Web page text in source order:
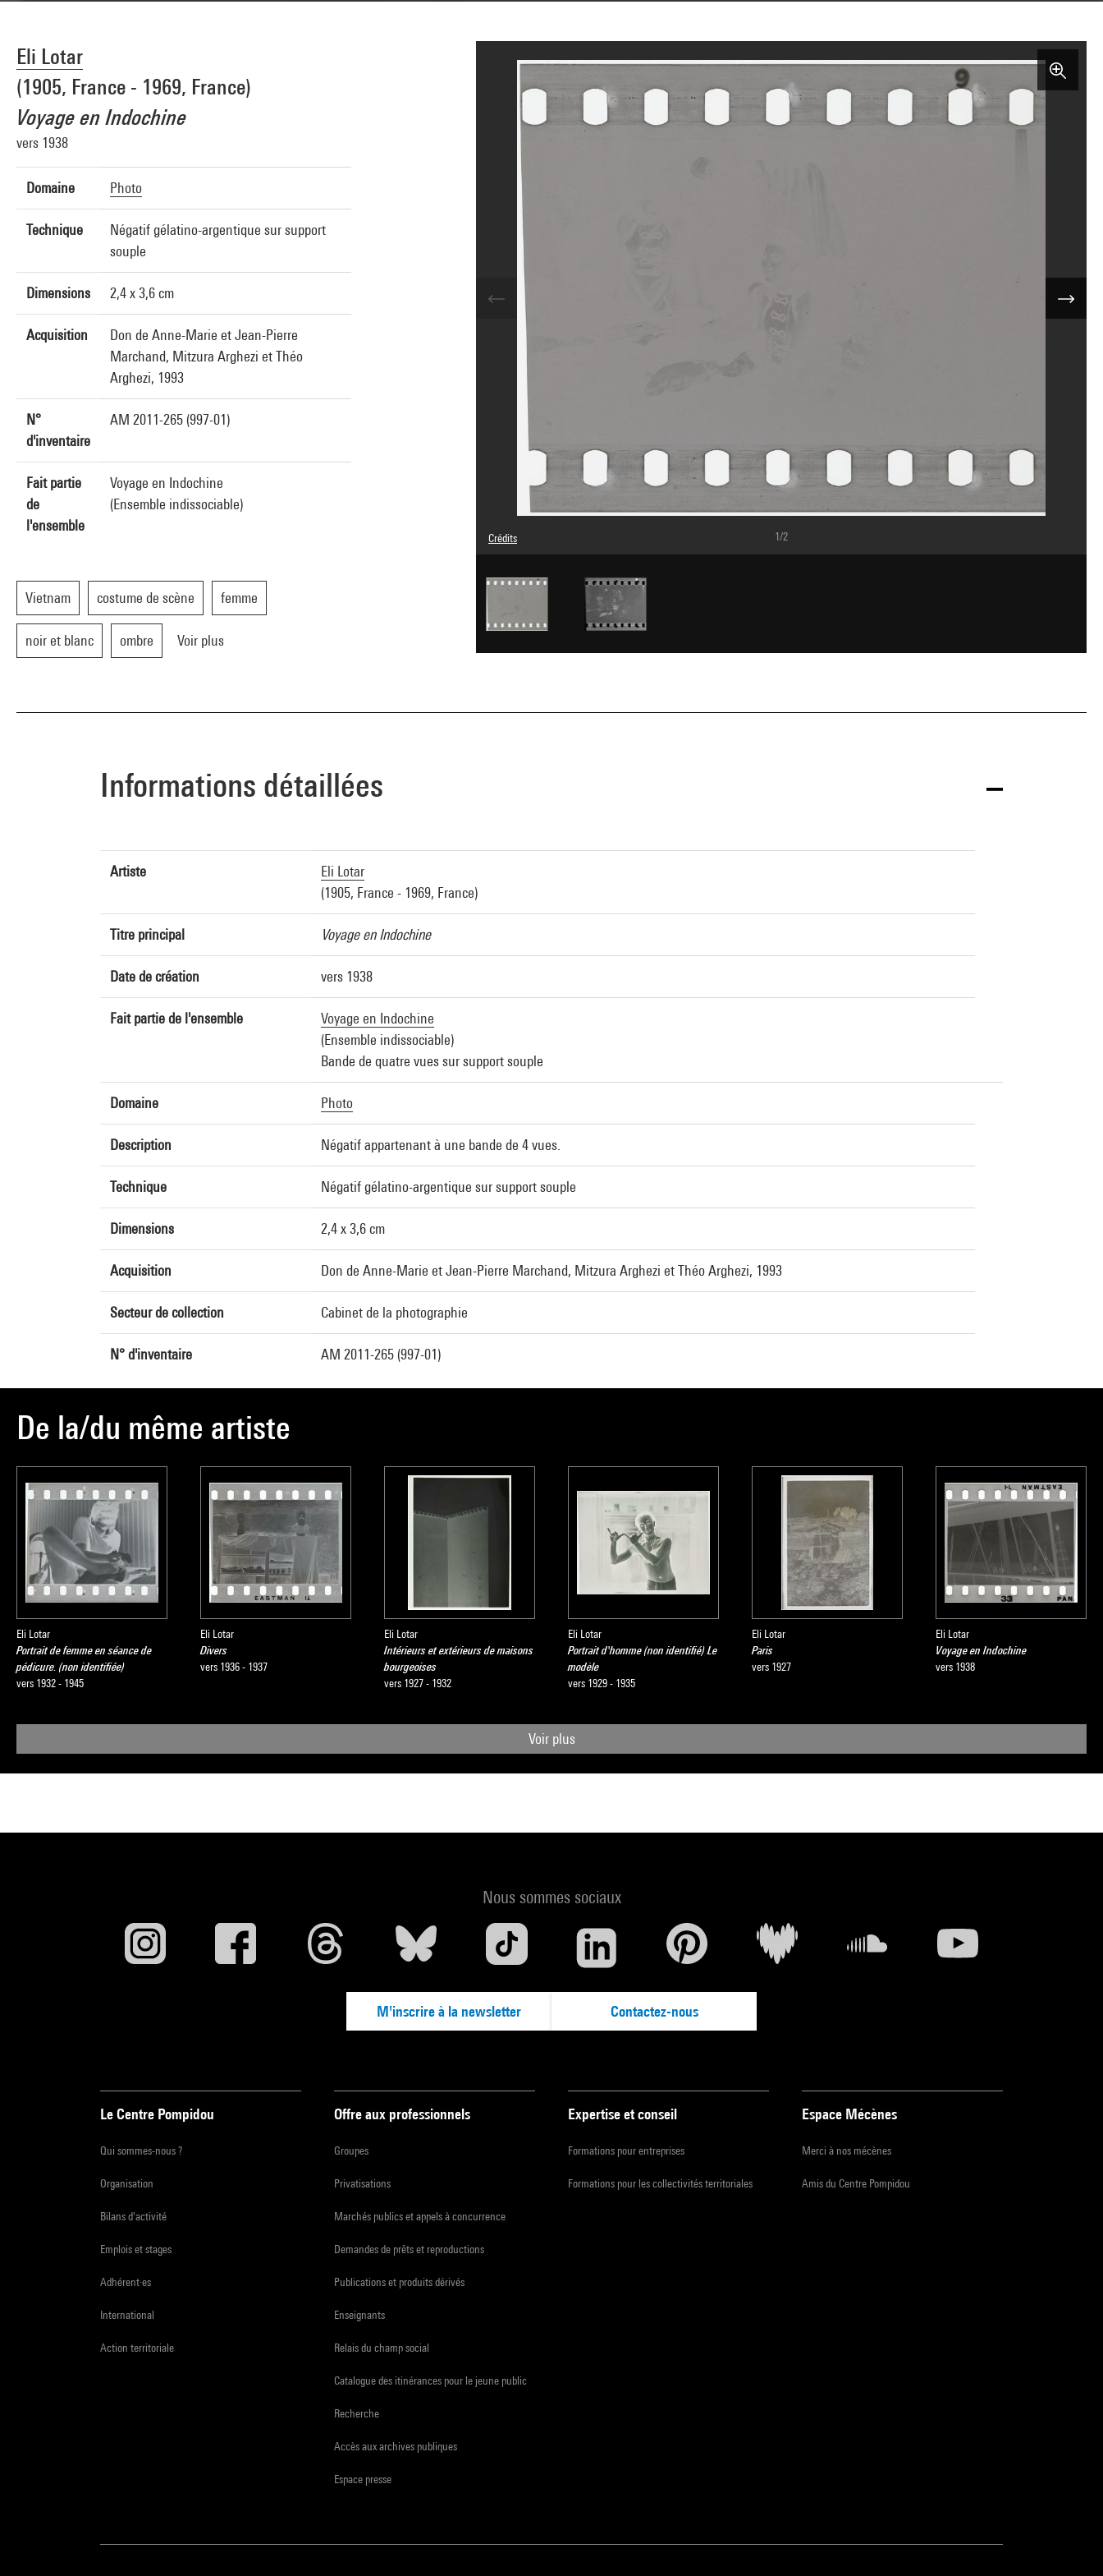
Eli Lotar
(1905, France - 1969, France)
Voyage en Indochine
vers 1938
Domaine Photo
Technique
Négatif gélatino-argentique sur support
souple
Dimensions 2,4 x 3,6 cm
Acquisition
Don de Anne-Marie et Jean-Pierre
Marchand, Mitzura Arghezi et Théo
Arghezi, 1993
N°
d'inventaire
AM 2011-265 (997-01)
Fait partie
de
l'ensemble
Voyage en Indochine
(Ensemble indissociable)
Vietnam costume de scène femme
noir et blanc ombre Voir plus
Crédits
© Eli Lotar
Réf. image : 4G29654
GrandPalaisRmnPhoto
1/2
Informations détaillées
Artiste
Eli Lotar
(1905, France - 1969, France)
Titre principal Voyage en Indochine
Date de création vers 1938
Fait partie de l'ensemble
Voyage en Indochine
(Ensemble indissociable)
Bande de quatre vues sur support souple
Domaine Photo
Description Négatif appartenant à une bande de 4 vues.
Technique Négatif gélatino-argentique sur support souple
Dimensions 2,4 x 3,6 cm
Acquisition Don de Anne-Marie et Jean-Pierre Marchand, Mitzura Arghezi et Théo Arghezi, 1993
Secteur de collection Cabinet de la photographie
N° d'inventaire AM 2011-265 (997-01)
De la/du même artiste
Eli Lotar
Portrait de femme en séance de
pédicure. (non identifiée)
vers 1932 - 1945
Eli Lotar
Divers
vers 1936 - 1937
Eli Lotar
Intérieurs et extérieurs de maisons
bourgeoises
vers 1927 - 1932
Eli Lotar
Portrait d'homme (non identifié) Le
modèle
vers 1929 - 1935
Eli Lotar
Paris
vers 1927
Eli Lotar
Voyage en Indochine
vers 1938
Voir plus
Nous sommes sociaux
M'inscrire à la newsletter Contactez-nous
Le Centre Pompidou
Qui sommes-nous ?
Organisation
Bilans d'activité
Emplois et stages
Adhérent·es
International
Action territoriale
Offre aux professionnels
Groupes
Privatisations
Marchés publics et appels à concurrence
Demandes de prêts et reproductions
Publications et produits dérivés
Enseignants
Relais du champ social
Catalogue des itinérances pour le jeune public
Recherche
Accès aux archives publiques
Espace presse
Expertise et conseil
Formations pour entreprises
Formations pour les collectivités territoriales
Espace Mécènes
Merci à nos mécènes
Amis du Centre Pompidou